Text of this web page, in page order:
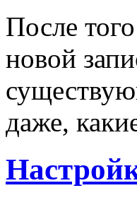
После
новой
даже,